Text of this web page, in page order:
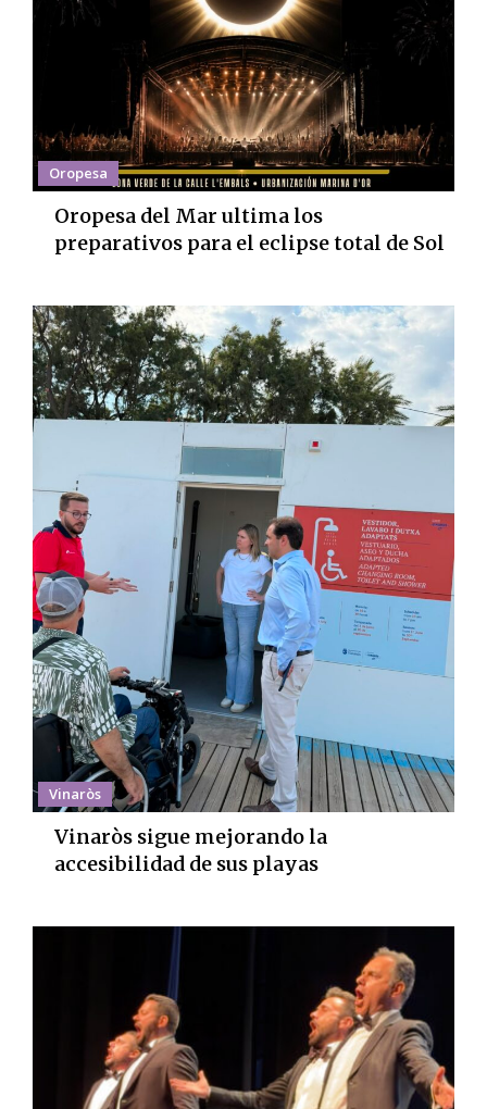
Oropesa
Oropesa del Mar ultima los
preparativos para el eclipse total de Sol
Vinaròs
Vinaròs sigue mejorando la
accesibilidad de sus playas